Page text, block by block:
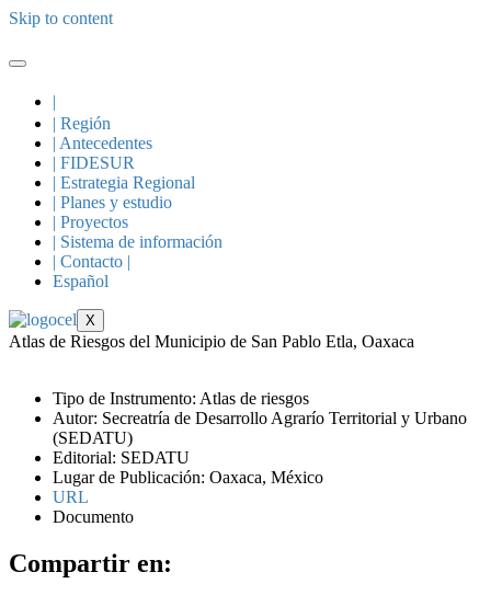
Skip to content
|
| Región
| Antecedentes
| FIDESUR
| Estrategia Regional
| Planes y estudio
| Proyectos
| Sistema de información
| Contacto |
Español
X
Atlas de Riesgos del Municipio de San Pablo Etla, Oaxaca
Tipo de Instrumento: Atlas de riesgos
Autor: Secreatría de Desarrollo Agrarío Territorial y Urbano
(SEDATU)
Editorial: SEDATU
Lugar de Publicación: Oaxaca, México
URL
Documento
Compartir en: